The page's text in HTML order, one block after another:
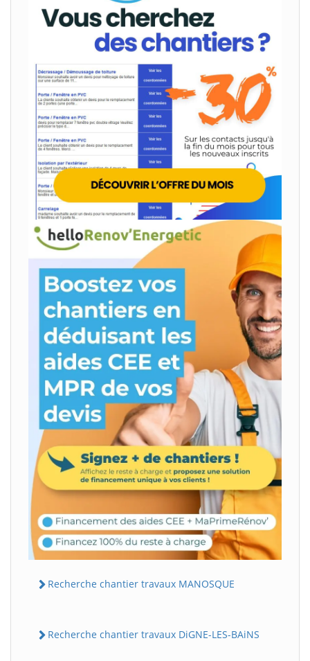
Recherche chantier travaux MANOSQUE
Recherche chantier travaux DiGNE-LES-BAiNS